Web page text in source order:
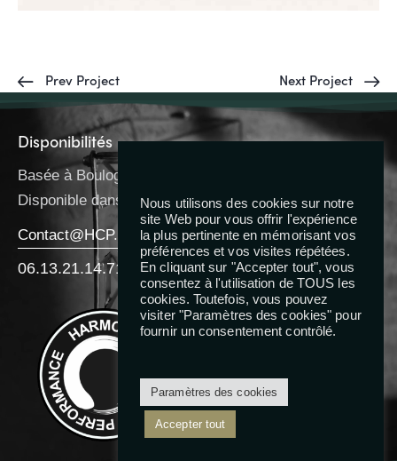
Prev Project Next Project
Disponibilités
Basée à Boulogne-Billancourt
Disponible dans toute l’IDF
Contact@HCP.Coach
06.13.21.14.71
Reseaux
Nous utilisons des cookies sur notre
site Web pour vous offrir l'expérience
la plus pertinente en mémorisant vos
préférences et vos visites répétées.
En cliquant sur "Accepter tout", vous
consentez à l'utilisation de TOUS les
cookies. Toutefois, vous pouvez
visiter "Paramètres des cookies" pour
fournir un consentement contrôlé.
Paramètres des cookies
Accepter tout